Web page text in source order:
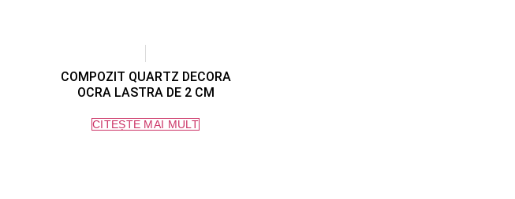
COMPOZIT QUARTZ DECORA
OCRA LASTRA DE 2 CM
CITEȘTE MAI MULT